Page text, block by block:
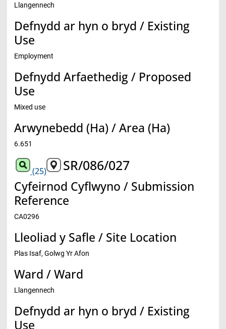
Llangennech
Defnydd ar hyn o bryd / Existing
Use
Employment
Defnydd Arfaethedig / Proposed
Use
Mixed use
Arwynebedd (Ha) / Area (Ha)
6.651
(25) SR/086/027
Cyfeirnod Cyflwyno / Submission
Reference
CA0296
Lleoliad y Safle / Site Location
Plas Isaf, Golwg Yr Afon
Ward / Ward
Llangennech
Defnydd ar hyn o bryd / Existing
Use